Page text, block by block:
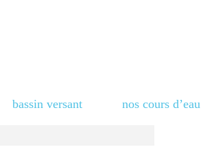
bassin versant nos cours d’eau